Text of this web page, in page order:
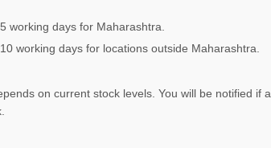
working days for Maharashtra.
working days for locations outside Maharashtra.
on current stock levels. You will be notified if a